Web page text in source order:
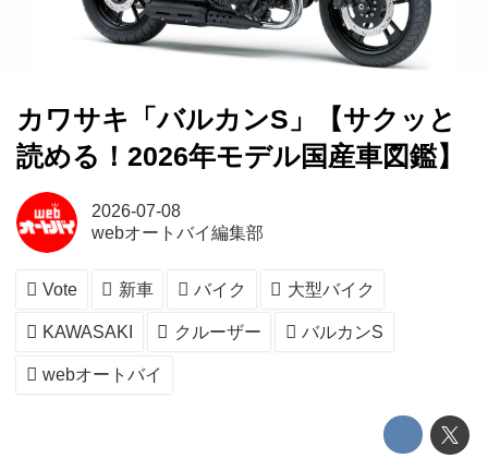
カワサキ「バルカンS」【サクッと
読める！2026年モデル国産車図鑑】
2026-07-08
webオートバイ編集部
Vote 新車 バイク 大型バイク
KAWASAKI クルーザー バルカンS
webオートバイ